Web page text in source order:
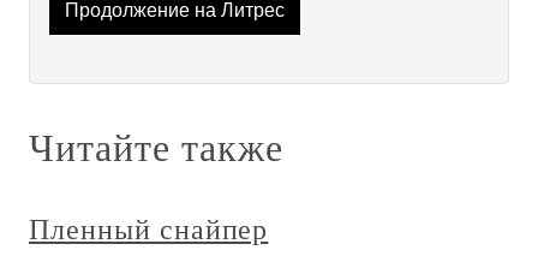
Продолжение на Литрес
Читайте также
Пленный снайпер